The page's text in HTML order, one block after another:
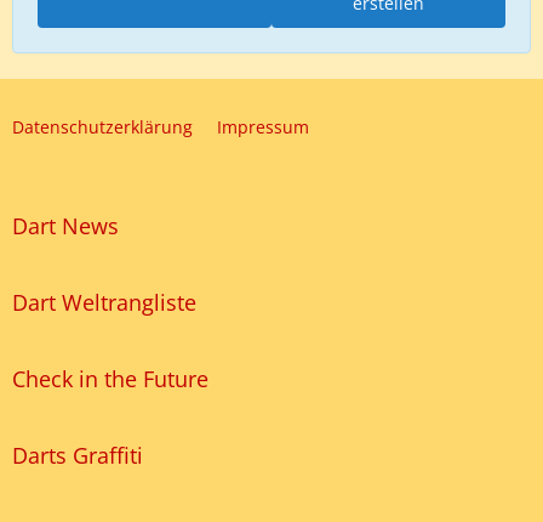
Datenschutzerklärung Impressum
Dart News
Dart Weltrangliste
Check in the Future
Darts Graffiti